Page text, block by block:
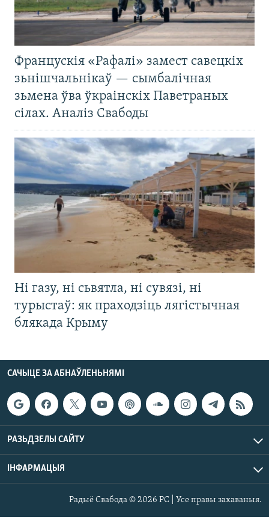
Францускія «Рафалі» замест савецкіх
зьнішчальнікаў — сымбалічная
зьмена ўва ўкраінскіх Паветраных
сілах. Аналіз Свабоды
Ні газу, ні сьвятла, ні сувязі, ні
турыстаў: як праходзіць лягістычная
блякада Крыму
САЧЫЦЕ ЗА АБНАЎЛЕНЬНЯМІ
РАЗЬДЗЕЛЫ САЙТУ
ІНФАРМАЦЫЯ
Радыё Свабода © 2026 РС | Усе правы захаваныя.